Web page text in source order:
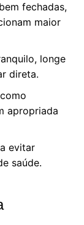
fechadas,
maior
longe
direta.
apropriada
evitar
saúde.